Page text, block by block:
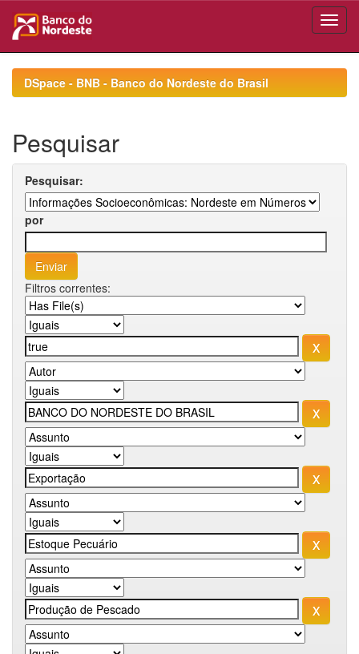
navigationDSpace - BNB - Banco do Nordeste do Brasil
Pesquisar
Pesquisar:
por
Filtros correntes: